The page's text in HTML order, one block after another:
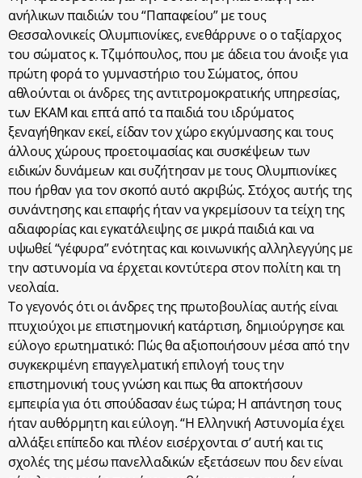
ανήλικων παιδιών του “Παπαφείου” με τους
Θεσσαλονικείς Ολυμπιονίκες, ενεθάρρυνε ο ο ταξίαρχος
του σώματος κ. Τζιμόπουλος, που με άδεια του άνοιξε για
πρώτη φορά το γυμναστήριο του Σώματος, όπου
αθλούνται οι άνδρες της αντιτρομοκρατικής υπηρεσίας,
των ΕΚΑΜ και επτά από τα παιδιά του ιδρύματος
ξεναγήθηκαν εκεί, είδαν τον χώρο εκγύμνασης και τους
άλλους χώρους προετοιμασίας και συσκέψεων των
ειδικών δυνάμεων και συζήτησαν με τους Ολυμπιονίκες
που ήρθαν για τον σκοπό αυτό ακριβώς. Στόχος αυτής της
συνάντησης και επαφής ήταν να γκρεμίσουν τα τείχη της
αδιαφορίας και εγκατάλειψης σε μικρά παιδιά και να
υψωθεί “γέφυρα” ενότητας και κοινωνικής αλληλεγγύης με
την αστυνομία να έρχεται κοντύτερα στον πολίτη και τη
νεολαία.
Το γεγονός ότι οι άνδρες της πρωτοβουλίας αυτής είναι
πτυχιούχοι με επιστημονική κατάρτιση, δημιούργησε και
εύλογο ερωτηματικό: Πώς θα αξιοποιήσουν μέσα από την
συγκεκριμένη επαγγελματική επιλογή τους την
επιστημονική τους γνώση και πως θα αποκτήσουν
εμπειρία για ότι σπούδασαν έως τώρα; Η απάντηση τους
ήταν αυθόρμητη και εύλογη. “Η Ελληνική Αστυνομία έχει
αλλάξει επίπεδο και πλέον εισέρχονται σ’ αυτή και τις
σχολές της μέσω πανελλαδικών εξετάσεων που δεν είναι